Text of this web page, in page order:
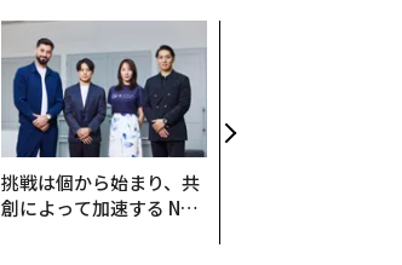
挑戦は個から始まり、共
創によって加速する NOR
×PwC】